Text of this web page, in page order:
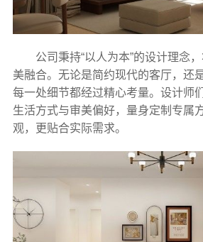
公司秉持“以人为本”的设计理念
美融合。无论是简约现代的客厅，还
每一处细节都经过精心考量。设计师
生活方式与审美偏好，量身定制专属
观，更贴合实际需求。